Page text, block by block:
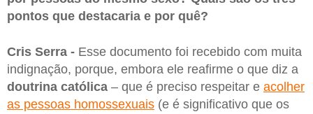
pontos que destacaria e por quê?
Cris Serra - Esse documento foi recebido com muita
indignação, porque, embora ele reafirme o que diz a
doutrina católica – que é preciso respeitar e acolher
as pessoas homossexuais (e é significativo que os